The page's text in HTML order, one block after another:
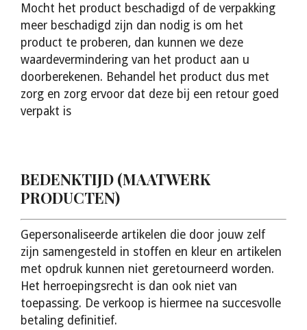
Mocht het product beschadigd of de verpakking
meer beschadigd zijn dan nodig is om het
product te proberen, dan kunnen we deze
waardevermindering van het product aan u
doorberekenen. Behandel het product dus met
zorg en zorg ervoor dat deze bij een retour goed
verpakt is
BEDENKTIJD (MAATWERK
PRODUCTEN)
Gepersonaliseerde artikelen die door jouw zelf
zijn samengesteld in stoffen en kleur en artikelen
met opdruk kunnen niet geretourneerd worden.
Het herroepingsrecht is dan ook niet van
toepassing. De verkoop is hiermee na succesvolle
betaling definitief.